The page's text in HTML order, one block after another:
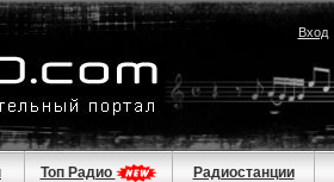
Вход|
Топ Радио Радиостанции